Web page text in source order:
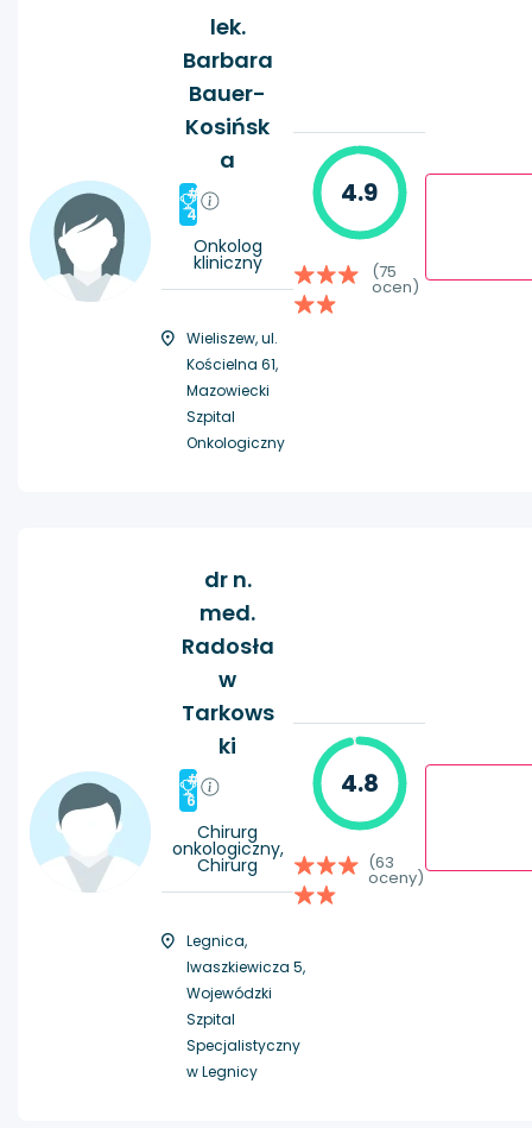
lek.
Barbara
Bauer-
Kosińsk
a
#
4
Onkolog
kliniczny
Wieliszew, ul.
Kościelna 61,
Mazowiecki
Szpital
Onkologiczny
4.9
(75
ocen)
dr n.
med.
Radosła
w
Tarkows
ki
#
6
Chirurg
onkologiczny,
Chirurg
Legnica,
Iwaszkiewicza 5,
Wojewódzki
Szpital
Specjalistyczny
w Legnicy
4.8
(63
oceny)